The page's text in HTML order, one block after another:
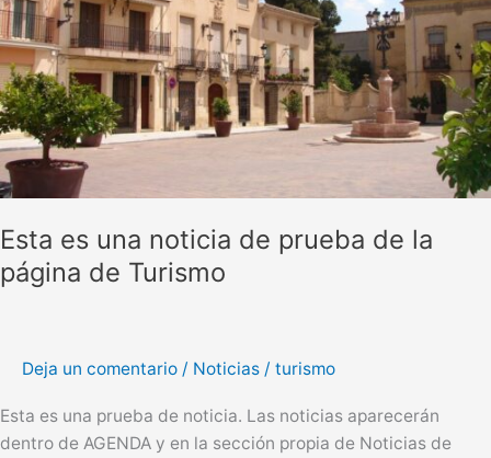
Esta es una noticia de prueba de la
página de Turismo
Deja un comentario / Noticias / turismo
Esta es una prueba de noticia. Las noticias aparecerán
dentro de AGENDA y en la sección propia de Noticias de
de
la
página
de
Turismo